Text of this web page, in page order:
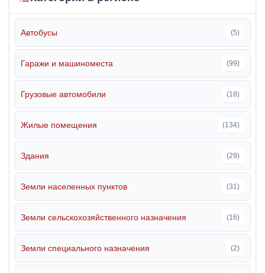
Автобусы (5)
Гаражи и машиноместа (99)
Грузовые автомобили (18)
Жилые помещения (134)
Здания (29)
Земли населенных пунктов (31)
Земли сельскохозяйственного назначения (16)
Земли специального назначения (2)